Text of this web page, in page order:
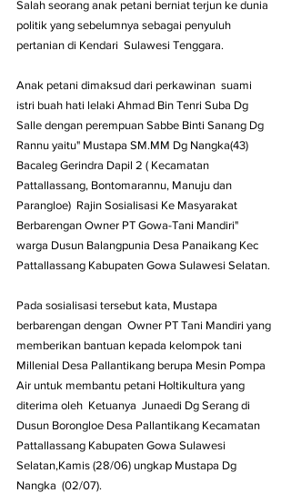
Salah seorang anak petani berniat terjun ke dunia
politik yang sebelumnya sebagai penyuluh
pertanian di Kendari  Sulawesi Tenggara.
Anak petani dimaksud dari perkawinan  suami
istri buah hati lelaki Ahmad Bin Tenri Suba Dg
Salle dengan perempuan Sabbe Binti Sanang Dg
Rannu yaitu" Mustapa SM.MM Dg Nangka(43)
Bacaleg Gerindra Dapil 2 ( Kecamatan
Pattallassang, Bontomarannu, Manuju dan
Parangloe)  Rajin Sosialisasi Ke Masyarakat
Berbarengan Owner PT Gowa-Tani Mandiri"
warga Dusun Balangpunia Desa Panaikang Kec
Pattallassang Kabupaten Gowa Sulawesi Selatan.
Pada sosialisasi tersebut kata, Mustapa
berbarengan dengan  Owner PT Tani Mandiri yang
memberikan bantuan kepada kelompok tani
Millenial Desa Pallantikang berupa Mesin Pompa
Air untuk membantu petani Holtikultura yang
diterima oleh  Ketuanya  Junaedi Dg Serang di
Dusun Borongloe Desa Pallantikang Kecamatan
Pattallassang Kabupaten Gowa Sulawesi
Selatan,Kamis (28/06) ungkap Mustapa Dg
Nangka  (02/07).